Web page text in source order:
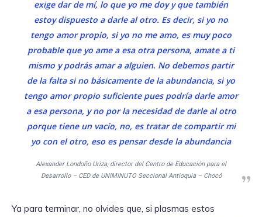
exige dar de mí, lo que yo me doy y que también
estoy dispuesto a darle al otro. Es decir, si yo no
tengo amor propio, si yo no me amo, es muy poco
probable que yo ame a esa otra persona, amate a ti
mismo y podrás amar a alguien. No debemos partir
de la falta si no básicamente de la abundancia, si yo
tengo amor propio suficiente pues podría darle amor
a esa persona, y no por la necesidad de darle al otro
porque tiene un vacío, no, es tratar de compartir mi
yo con el otro, eso es pensar desde la abundancia
Alexander Londoño Uriza, director del Centro de Educación para el
Desarrollo – CED de UNIMINUTO Seccional Antioquia – Chocó
Ya para terminar, no olvides que, si plasmas estos